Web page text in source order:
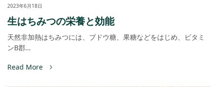
2023年6月18日
生はちみつの栄養と効能
天然非加熱はちみつには、ブドウ糖、果糖などをはじめ、ビタミ
ンB郡…
Read More